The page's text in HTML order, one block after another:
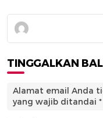
TINGGALKAN
Alamat email Anda
yang wajib ditandai *